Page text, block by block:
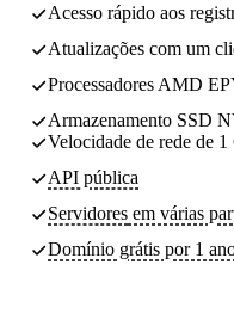
Acesso rápido aos
Atualizações com um
Processadores AMD
Armazenamento SSD
Velocidade de rede de 1
API pública
Servidores em várias
Domínio grátis por 1